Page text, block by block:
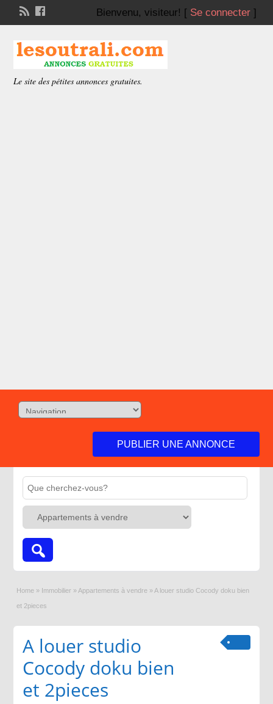
Bienvenu, visiteur! [ Se connecter]
Le site des pétites annonces gratuites.
PUBLIER UNE ANNONCE
Home » Immobilier » Appartements à vendre » A louer studio Cocody doku bien
et 2pieces
A louer studio
Cocody doku bien
et 2pieces